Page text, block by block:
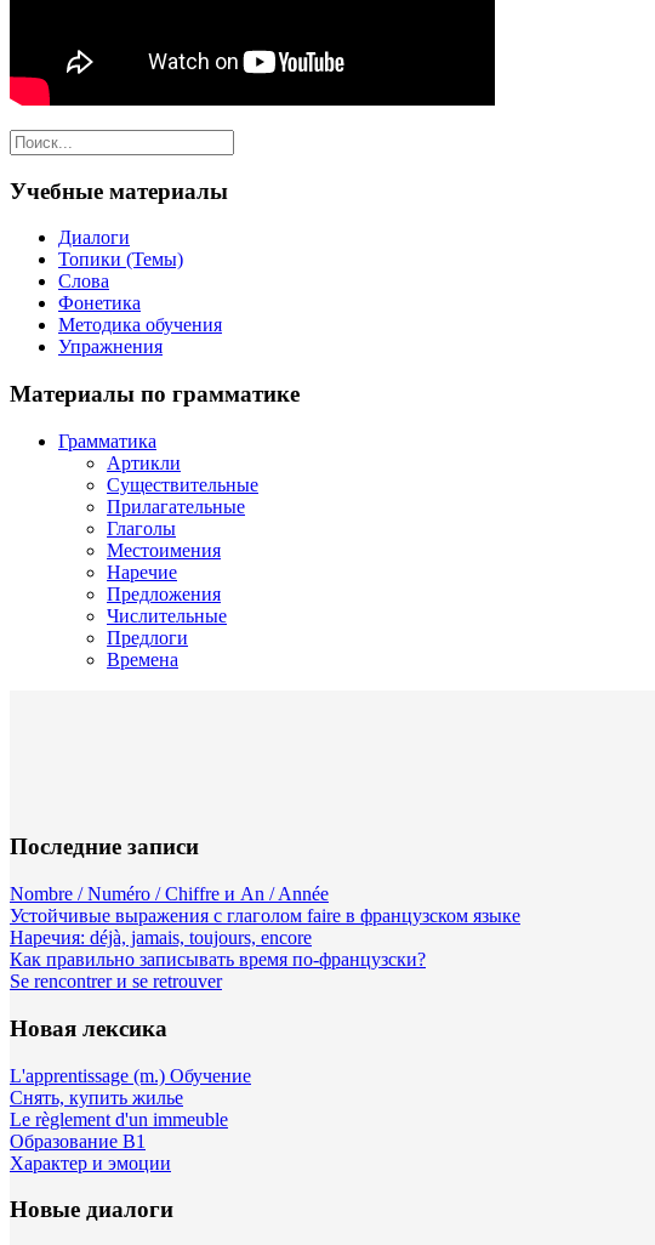
Учебные материалы
Диалоги
Топики (Темы)
Слова
Фонетика
Методика обучения
Упражнения
Материалы по грамматике
Грамматика
Артикли
Существительные
Прилагательные
Глаголы
Местоимения
Наречие
Предложения
Числительные
Предлоги
Времена
Последние записи
Nombre / Numéro / Chiffre и An / Année
Устойчивые выражения с глаголом faire в французском языке
Наречия: déjà, jamais, toujours, encore
Как правильно записывать время по-французски?
Se rencontrer и se retrouver
Новая лексика
L'apprentissage (m.) Обучение
Снять, купить жилье
Le règlement d'un immeuble
Образование B1
Характер и эмоции
Новые диалоги